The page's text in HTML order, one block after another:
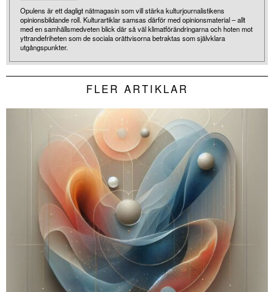
Opulens är ett dagligt nätmagasin som vill stärka kulturjournalistikens
opinionsbildande roll. Kulturartiklar samsas därför med opinionsmaterial – allt
med en samhällsmedveten blick där så väl klimatförändringarna och hoten mot
yttrandefriheten som de sociala orättvisorna betraktas som självklara
utgångspunkter.
FLER ARTIKLAR